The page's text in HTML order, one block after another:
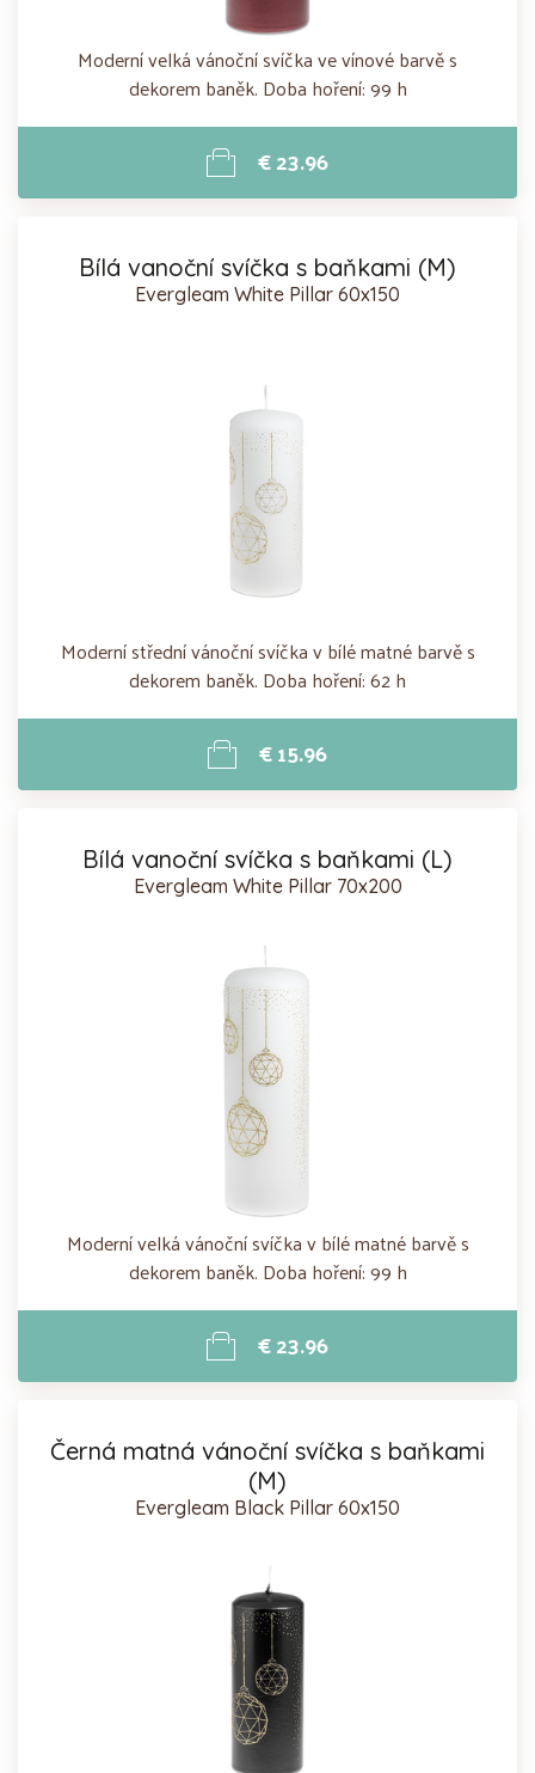
Moderní velká vánoční svíčka ve vínové barvě s
dekorem baněk. Doba hoření: 99 h
€ 23.96
Bílá vanoční svíčka s baňkami (M)
Evergleam White Pillar 60x150
Moderní střední vánoční svíčka v bílé matné barvě s
dekorem baněk. Doba hoření: 62 h
€ 15.96
Bílá vanoční svíčka s baňkami (L)
Evergleam White Pillar 70x200
Moderní velká vánoční svíčka v bílé matné barvě s
dekorem baněk. Doba hoření: 99 h
€ 23.96
Černá matná vánoční svíčka s baňkami
(M)
Evergleam Black Pillar 60x150